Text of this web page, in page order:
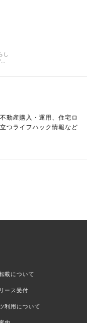
し
動産購入・運用、住宅ロ
つライフハック情報など
載について
ース受付
利用について